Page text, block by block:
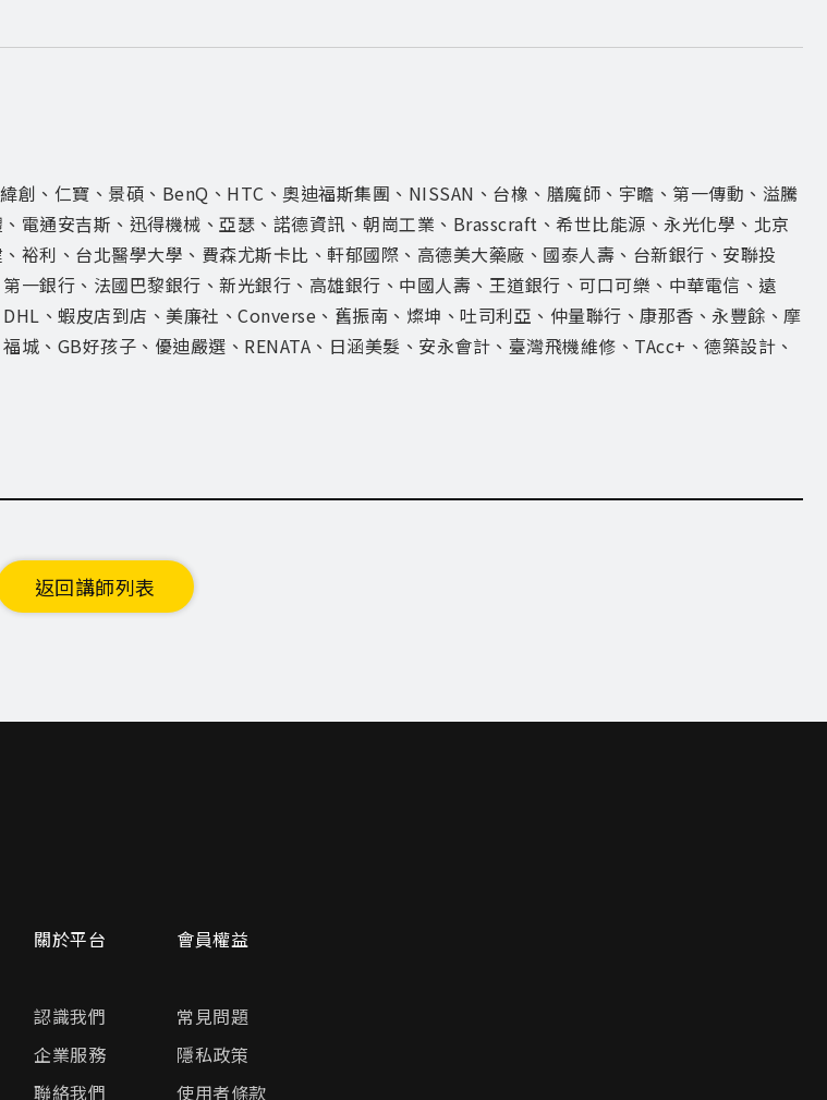
創、仁寶、景碩、BenQ、HTC、奧迪福斯集團、NISSAN、台橡、膳魔師、宇瞻、第一傳動、溢騰
電通安吉斯、迅得機械、亞瑟、諾德資訊、朝崗工業、Brasscraft、希世比能源、永光化學、北京
裕利、台北醫學大學、費森尤斯卡比、軒郁國際、高德美大藥廠、國泰人壽、台新銀行、安聯投
一銀行、法國巴黎銀行、新光銀行、高雄銀行、中國人壽、王道銀行、可口可樂、中華電信、遠
、蝦皮店到店、美廉社、Converse、舊振南、燦坤、吐司利亞、仲量聯行、康那香、永豐餘、摩
城、GB好孩子、優迪嚴選、RENATA、日涵美髮、安永會計、臺灣飛機維修、TAcc+、德築設計、
返回講師列表
關於平台
認識我們
企業服務
聯絡我們
會員權益
常見問題
隱私政策
使用者條款